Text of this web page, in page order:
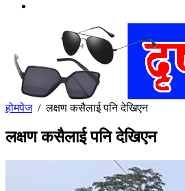
होमपेज/लक्षण कसैलाई पनि देखिएन
लक्षण कसैलाई पनि देखिएन